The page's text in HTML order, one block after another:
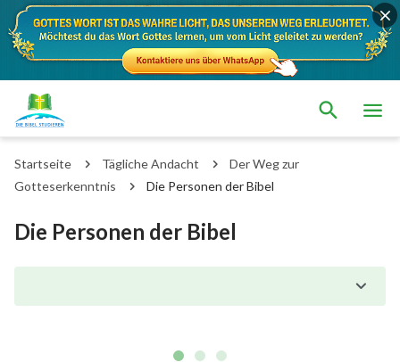
Startseite Tägliche Andacht
Der Weg zur
Gotteserkenntnis
Die Personen der Bibel
Die Personen der Bibel